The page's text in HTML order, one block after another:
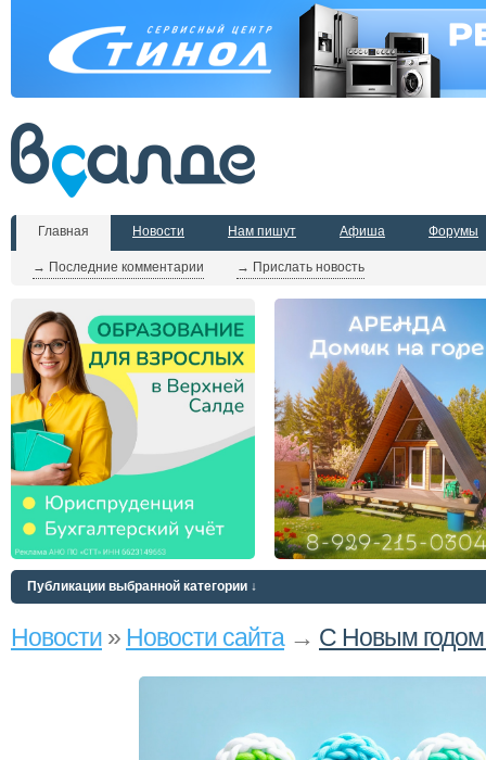
Главная
→ Последние комментарии → Прислать новость
Новости Нам пишут Афиша Форумы
Публикации выбранной категории ↓
Новости » Новости сайта→ С Новым